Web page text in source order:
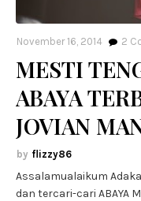
November 16, 2014 2
MESTI
ABAYA
JOVIAN
flizzy86
Assalamualaikum
dan tercari-cari ABAYA